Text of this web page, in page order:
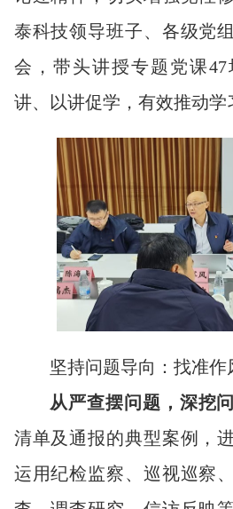
泰科技领导班子、各级党
会，带头讲授专题党课
讲、以讲促学，有效推动学
坚持问题导向：找准作
从严查摆问题，深挖
清单及通报的典型案例，
运用纪检监察、巡视巡察